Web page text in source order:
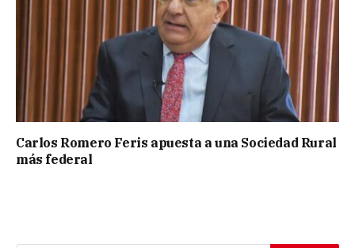
Carlos Romero Feris apuesta a una Sociedad Rural
más federal